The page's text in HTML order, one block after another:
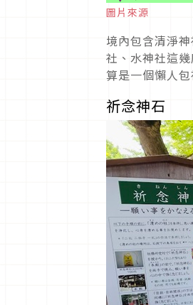
圖片來源
境內包含清淨
社、水神社這
算是一個懶人包
祈念神石